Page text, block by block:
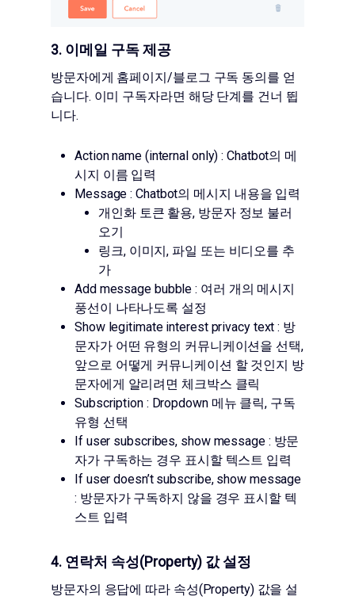
3. 이메일 구독 제공
방문자에게 홈페이지/블로그 구독 동의를 얻
습니다. 이미 구독자라면 해당 단계를 건너 뜁
니다.
Action name (internal only) : Chatbot의 메
시지 이름 입력
Message : Chatbot의 메시지 내용을 입력
개인화 토큰 활용, 방문자 정보 불러
오기
링크, 이미지, 파일 또는 비디오를 추
가
Add message bubble : 여러 개의 메시지
풍선이 나타나도록 설정
Show legitimate interest privacy text : 방
문자가 어떤 유형의 커뮤니케이션을 선택,
앞으로 어떻게 커뮤니케이션 할 것인지 방
문자에게 알리려면 체크박스 클릭
Subscription : Dropdown 메뉴 클릭, 구독
유형 선택
If user subscribes, show message : 방문
자가 구독하는 경우 표시할 텍스트 입력
If user doesn’t subscribe, show message
: 방문자가 구독하지 않을 경우 표시할 텍
스트 입력
4. 연락처 속성(Property) 값 설정
방문자의 응답에 따라 속성(Property) 값을 설